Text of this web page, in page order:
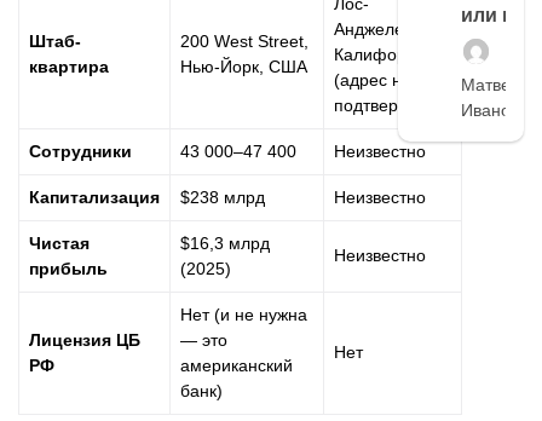
Штаб-
квартира
200 West Street,
Нью-Йорк, США
Лос-
Анджелес,
Калифорния
(адрес не
подтверждён)
Сотрудники 43 000–47 400 Неизвестно
Капитализация $238 млрд Неизвестно
Чистая
прибыль
$16,3 млрд
(2025)
Неизвестно
Лицензия ЦБ
РФ
Нет (и не нужна
— это
американский
банк)
Нет
или
Матвей
Иванов